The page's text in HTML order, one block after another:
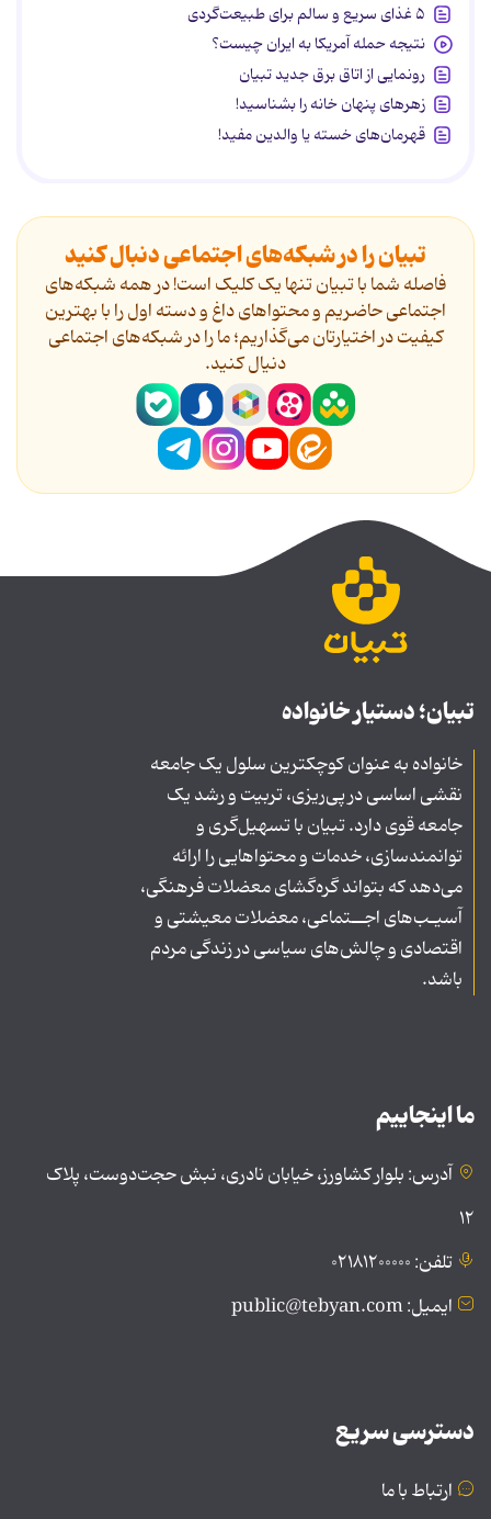
۵ غذای سریع و سالم برای طبیعت‌گردی
نتیجه حمله آمریکا به ایران چیست؟
رونمایی از اتاق برق جدید تبیان
زهرهای پنهان خانه را بشناسید!
قهرمان‌های خسته یا والدین مفید!
تبیان را در شبکه‌های اجتماعی دنبال کنید
فاصله شما با تبیان تنها یک کلیک است! در همه شبکه‌های
اجتماعی حاضریم و محتواهای داغ و دسته اول را با بهترین
کیفیت در اختیارتان می‌گذاریم؛ ما را در شبکه‌های اجتماعی
دنیال کنید.
تبیان؛ دستیار خانواده
خانواده به عنوان کوچکترین سلول یک جامعه
نقشی اساسی در پی‌ریزی، تربیت و رشد یک
جامعه قوی دارد. تبیان با تسهیل‌گری و
توانمندسازی، خدمات و محتواهایی را ارائه
می‌دهد که بتواند گره‌گشای معضلات فرهنگی،
آسیـب‌های اجــتماعی، معضلات معیشتی و
اقتصادی و چالش‌های سیاسی در زندگی مردم
باشد.
ما اینجاییم
آدرس: بلوار کشاورز، خیابان نادری، نبش حجت‌دوست، پلاک
۱۲
تلفن: ۰۲۱۸۱۲۰۰۰۰۰
ایمیل: public@tebyan.com
دسترسی سریع
ارتباط با ما